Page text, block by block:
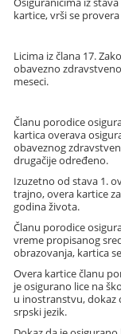
kartice, vrši se
Licima iz člana 17.
obavezno
meseci.
Članu porodice
kartica overava
obaveznog
drugačije određeno.
Izuzetno od stava 1.
trajno, overa kartice
godina života.
Članu porodice
vreme propisanog
obrazovanja, kartica
Overa kartice članu
je osigurano lice na
u inostranstvu, dokaz
srpski jezik.